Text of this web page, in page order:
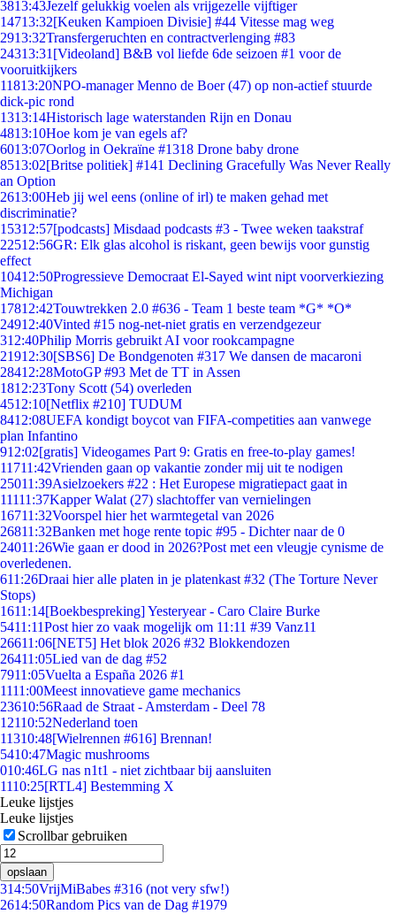
3813:43Jezelf gelukkig voelen als vrijgezelle vijftiger
14713:32[Keuken Kampioen Divisie] #44 Vitesse mag weg
2913:32Transfergeruchten en contractverlenging #83
24313:31 [Videoland] B&B vol liefde 6de seizoen #1 voor de
vooruitkijkers
11813:20NPO-manager Menno de Boer (47) op non-actief stuurde
dick-pic rond
1313:14Historisch lage waterstanden Rijn en Donau
4813:10Hoe kom je van egels af?
6013:07Oorlog in Oekraïne #1318 Drone baby drone
8513:02[Britse politiek] #141 Declining Gracefully Was Never Really
an Option
2613:00Heb jij wel eens (online of irl) te maken gehad met
discriminatie?
15312:57[podcasts] Misdaad podcasts #3 - Twee weken taakstraf
22512:56GR: Elk glas alcohol is riskant, geen bewijs voor gunstig
effect
10412:50Progressieve Democraat El-Sayed wint nipt voorverkiezing
Michigan
17812:42Touwtrekken 2.0 #636 - Team 1 beste team *G* *O*
24912:40Vinted #15 nog-net-niet gratis en verzendgezeur
312:40Philip Morris gebruikt AI voor rookcampagne
21912:30[SBS6] De Bondgenoten #317 We dansen de macaroni
28412:28MotoGP #93 Met de TT in Assen
1812:23Tony Scott (54) overleden
4512:10[Netflix #210] TUDUM
8412:08UEFA kondigt boycot van FIFA-competities aan vanwege
plan Infantino
912:02[gratis] Videogames Part 9: Gratis en free-to-play games!
11711:42Vrienden gaan op vakantie zonder mij uit te nodigen
25011:39Asielzoekers #22 : Het Europese migratiepact gaat in
11111:37Kapper Walat (27) slachtoffer van vernielingen
16711:32Voorspel hier het warmtegetal van 2026
26811:32Banken met hoge rente topic #95 - Dichter naar de 0
24011:26Wie gaan er dood in 2026?Post met een vleugje cynisme de
overledenen.
611:26Draai hier alle platen in je platenkast #32 (The Torture Never
Stops)
1611:14[Boekbespreking] Yesteryear - Caro Claire Burke
5411:11Post hier zo vaak mogelijk om 11:11 #39 Vanz11
26611:06[NET5] Het blok 2026 #32 Blokkendozen
26411:05Lied van de dag #52
7911:05Vuelta a España 2026 #1
1111:00Meest innovatieve game mechanics
23610:56Raad de Straat - Amsterdam - Deel 78
12110:52Nederland toen
11310:48[Wielrennen #616] Brennan!
5410:47Magic mushrooms
010:46LG nas n1t1 - niet zichtbaar bij aansluiten
1110:25[RTL4] Bestemming X
Leuke lijstjes
Leuke lijstjes
Scrollbar gebruiken
opslaan
314:50VrijMiBabes #316 (not very sfw!)
2614:50Random Pics van de Dag #1979